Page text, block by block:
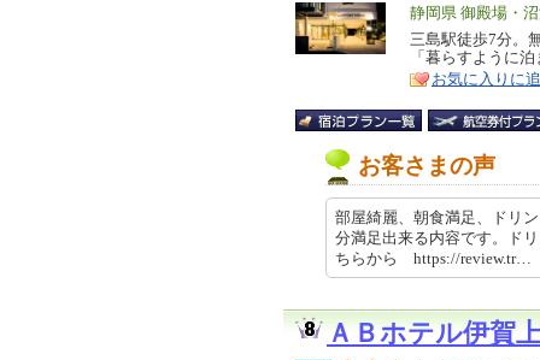
エ
リ
ア
静岡県 御殿場・
特
徴
三島駅徒歩7分。
「暮らすように
お気に入りに
お客さまの声
部屋綺麗、朝食満足、ドリ
分満足出来る内容です。ド
ちらから https://review.tr…
ＡＢホテル伊賀